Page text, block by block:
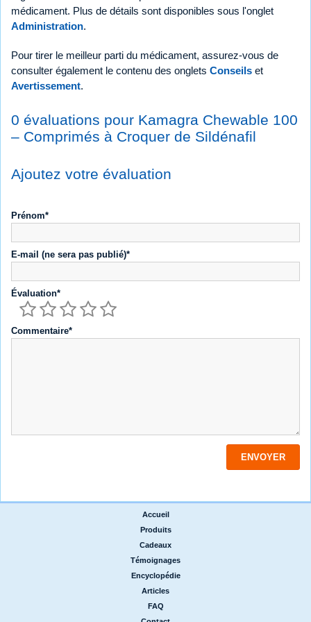
médicament. Plus de détails sont disponibles sous l'onglet
Administration.
Pour tirer le meilleur parti du médicament, assurez-vous de
consulter également le contenu des onglets Conseils et
Avertissement.
0 évaluations pour Kamagra Chewable 100
– Comprimés à Croquer de Sildénafil
Ajoutez votre évaluation
Prénom*
E-mail (ne sera pas publié)*
Évaluation*
Commentaire*
Accueil
Produits
Cadeaux
Témoignages
Encyclopédie
Articles
FAQ